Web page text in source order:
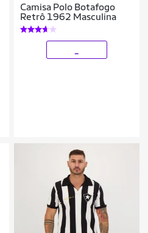
Camisa Polo Botafogo
Retrô 1962 Masculina